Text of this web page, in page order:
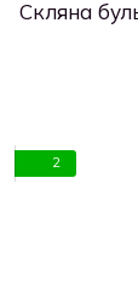
Скляна
2